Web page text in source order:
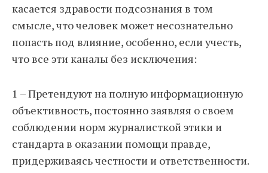
касается здравости подсознания в том
смысле, что человек может несознательно
попасть под влияние, особенно, если учесть,
что все эти каналы без исключения:
1 – Претендуют на полную информационную
объективность, постоянно заявляя о своем
соблюдении норм журналисткой этики и
стандарта в оказании помощи правде,
придерживаясь честности и ответственности.